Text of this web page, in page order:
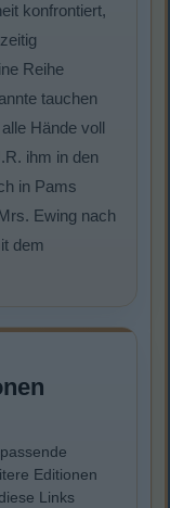
konfrontiert,
Reihe
tauchen
Hände voll
ihm in den
in Pams
Ewing nach
dem
Editionen
Links